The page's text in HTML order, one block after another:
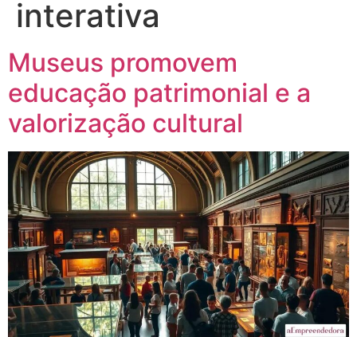
interativa
Museus promovem
educação patrimonial e a
valorização cultural